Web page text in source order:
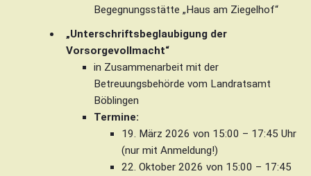
Begegnungsstätte „Haus am Ziegelhof“
„Unterschriftsbeglaubigung der
Vorsorgevollmacht“
in Zusammenarbeit mit der
Betreuungsbehörde vom Landratsamt
Böblingen
Termine:
19. März 2026 von 15:00 – 17:45 Uhr
(nur mit Anmeldung!)
22. Oktober 2026 von 15:00 – 17:45